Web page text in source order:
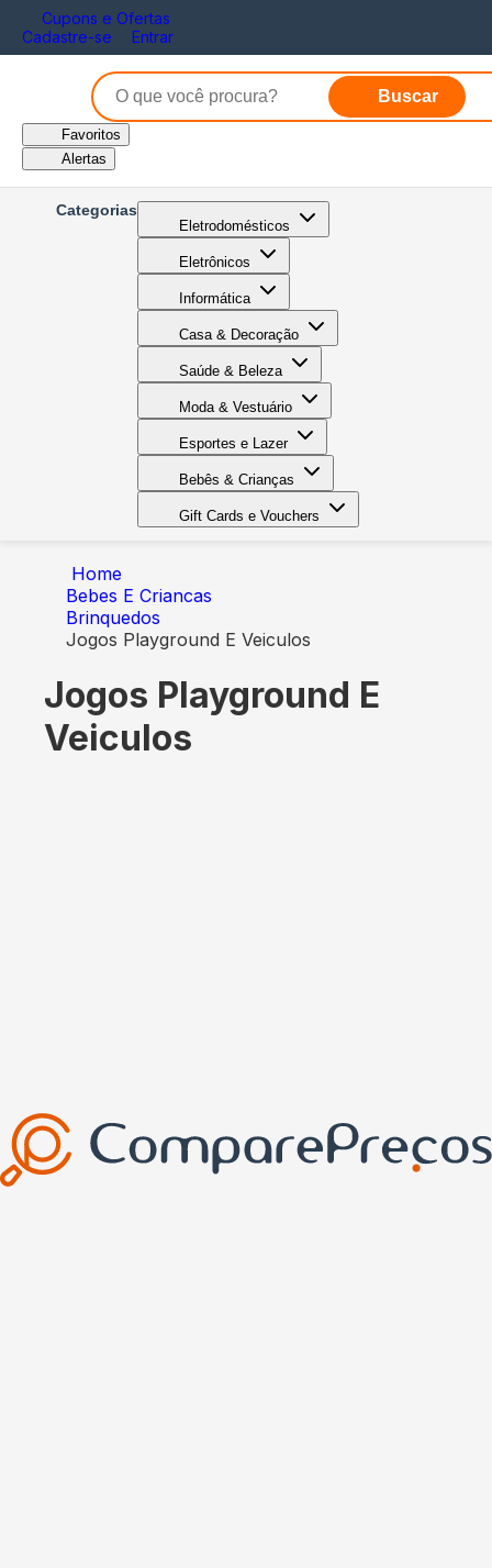
Cupons e Ofertas
Cadastre-se
Entrar
Buscar
Favoritos
Alertas
Categorias
Eletrodomésticos
Eletrônicos
Informática
Casa & Decoração
Saúde & Beleza
Moda & Vestuário
Esportes e Lazer
Bebês & Crianças
Gift Cards e Vouchers
Home
Bebes E Criancas
Brinquedos
Jogos Playground E Veiculos
Jogos Playground E
Veiculos